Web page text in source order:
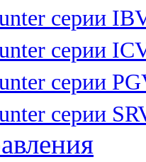
серии
серии
серии
серии